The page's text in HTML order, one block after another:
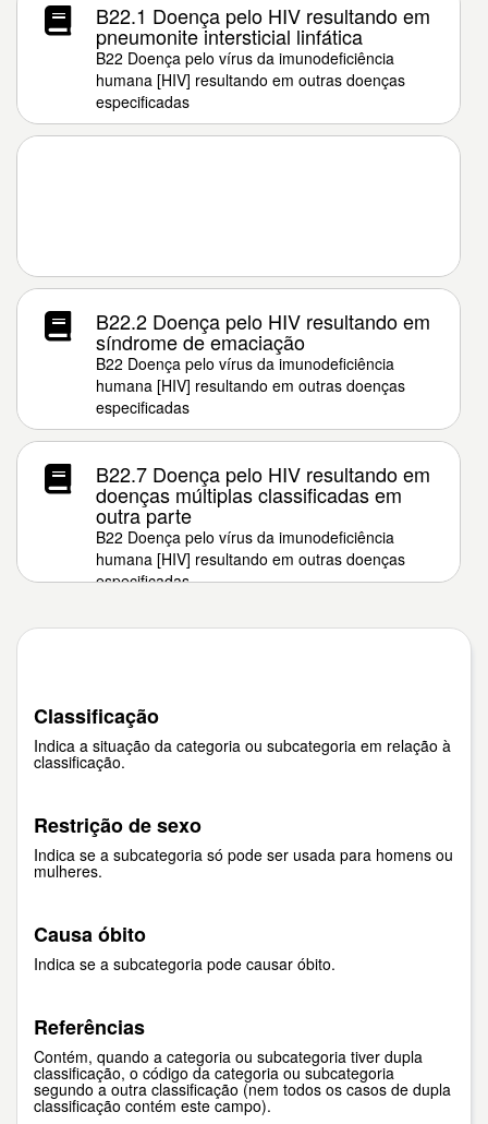
B22.1 Doença pelo HIV resultando em
pneumonite intersticial linfática
B22 Doença pelo vírus da imunodeficiência
humana [HIV] resultando em outras doenças
especificadas
B22.2 Doença pelo HIV resultando em
síndrome de emaciação
B22 Doença pelo vírus da imunodeficiência
humana [HIV] resultando em outras doenças
especificadas
B22.7 Doença pelo HIV resultando em
doenças múltiplas classificadas em
outra parte
B22 Doença pelo vírus da imunodeficiência
humana [HIV] resultando em outras doenças
especificadas
Classificação
Indica a situação da categoria ou subcategoria em relação à
classificação.
Restrição de sexo
Indica se a subcategoria só pode ser usada para homens ou
mulheres.
Causa óbito
Indica se a subcategoria pode causar óbito.
Referências
Contém, quando a categoria ou subcategoria tiver dupla
classificação, o código da categoria ou subcategoria
segundo a outra classificação (nem todos os casos de dupla
classificação contém este campo).